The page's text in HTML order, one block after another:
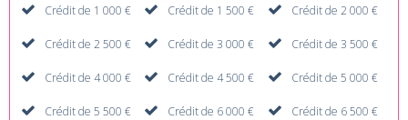
Crédit de 1 000 € Crédit de 1 500 € Crédit de 2 000 €
Crédit de 2 500 € Crédit de 3 000 € Crédit de 3 500 €
Crédit de 4 000 € Crédit de 4 500 € Crédit de 5 000 €
Crédit de 5 500 € Crédit de 6 000 € Crédit de 6 500 €